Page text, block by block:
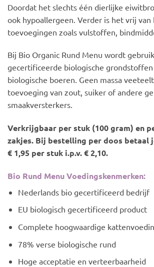
Doordat het slechts één dierlijke
ook hypoallergeen. Verder is het vrij van
toevoegingen zoals vulstoffen,
Bij Bio Organic Rund Menu wordt
gecertificeerde biologische
biologische boeren. Geen massa
toevoeging van zout, suiker of andere
smaakversterkers.
Verkrijgbaar per stuk (100 gram) en
zakjes. Bij bestelling per doos betaal
€ 1,95 per stuk i.p.v. € 2,10.
Bio Rund Menu Voedingskenmerken:
Nederlands bio gecertificeerd bedrijf
EU biologisch gecertificeerd product
Complete hoogwaardige
78% verse biologische rund
Hoge acceptatie en verteerbaarheid